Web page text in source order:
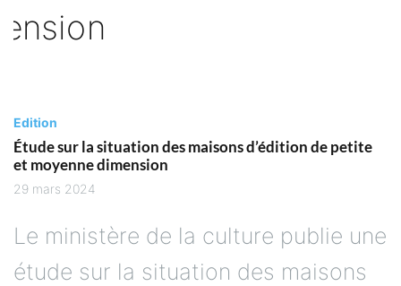
Edition
Étude sur la situation des maisons d’édition de petite
et moyenne dimension
29 mars 2024
Le ministère de la culture publie une
étude sur la situation des maisons